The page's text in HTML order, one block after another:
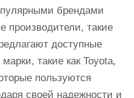
брендами
производители, такие
доступные
такие как Toyota,
пользуются
своей надежности и